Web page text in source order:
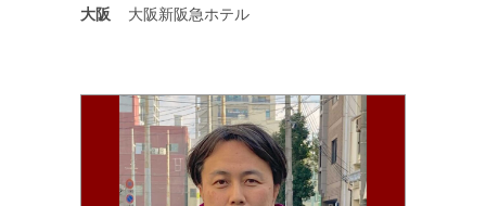
大阪 大阪新阪急ホテル